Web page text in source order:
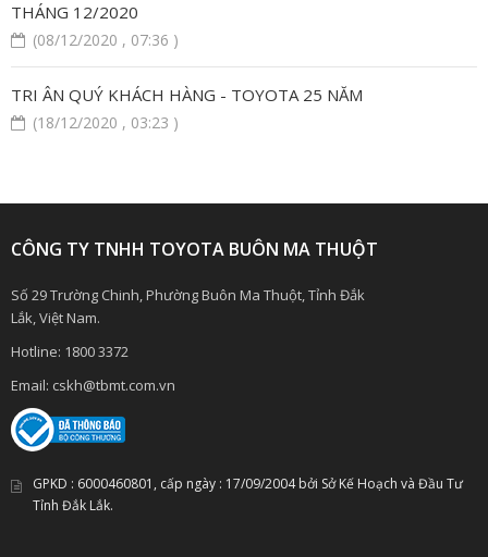
THÁNG 12/2020
(08/12/2020 , 07:36 )
TRI ÂN QUÝ KHÁCH HÀNG - TOYOTA 25 NĂM
(18/12/2020 , 03:23 )
CÔNG TY TNHH TOYOTA BUÔN MA THUỘT
Số 29 Trường Chinh, Phường Buôn Ma Thuột, Tỉnh Đắk
Lắk, Việt Nam.
Hotline: 1800 3372
Email: cskh@tbmt.com.vn
GPKD : 6000460801 , cấp ngày : 17/09/2004bởi Sở Kế Hoạch và Đầu Tư
Tỉnh Đắk Lắk.